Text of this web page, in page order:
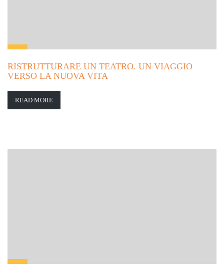
RISTRUTTURARE UN TEATRO. UN VIAGGIO
VERSO LA NUOVA VITA
READ MORE